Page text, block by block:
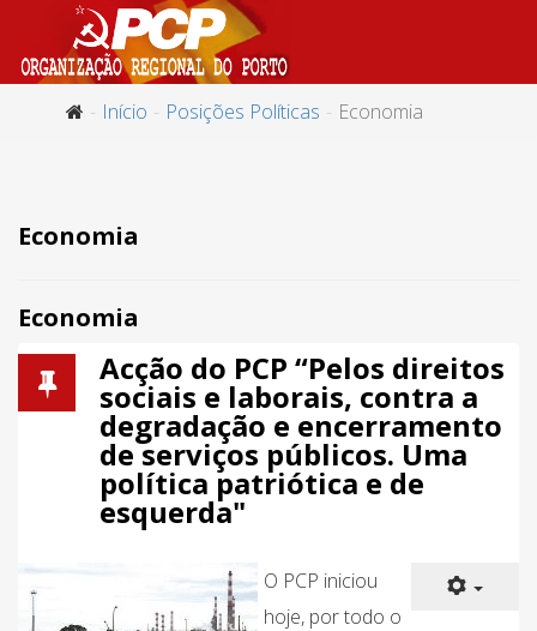
Início Posições Políticas Economia
Economia
Economia
Acção do PCP “Pelos direitos
sociais e laborais, contra a
degradação e encerramento
de serviços públicos. Uma
política patriótica e de
esquerda"
O PCP iniciou
hoje, por todo o